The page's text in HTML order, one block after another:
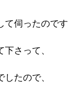
て伺ったのです
さって、
たので、